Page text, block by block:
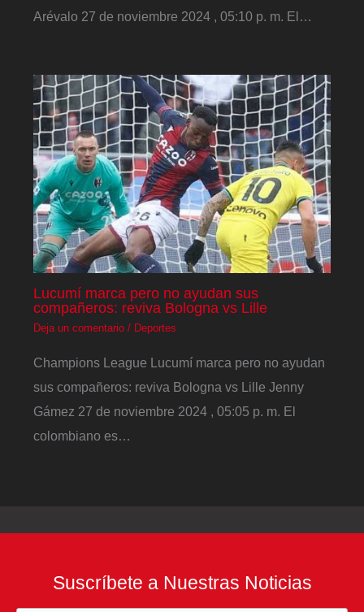
Arévalo 27 de noviembre 2024 , 05:10 p. m. El…
Lucumí marca pero no ayudan sus
compañeros: reviva Bologna vs Lille
Deja un comentario / Deportes
Champions League Lucumí marca pero no ayudan
sus compañeros: reviva Bologna vs Lille Jenny
Gámez 27 de noviembre 2024 , 05:05 p. m. El
colombiano es…
Suscríbete a Nuestras Noticias